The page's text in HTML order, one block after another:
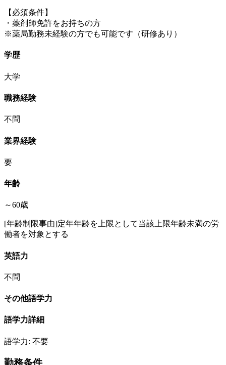
【必須条件】
・薬剤師免許をお持ちの方
※薬局勤務未経験の方でも可能です（研修あり）
学歴
大学
職務経験
不問
業界経験
要
年齢
～60歳
[年齢制限事由]定年年齢を上限として当該上限年齢未満の労
働者を対象とする
英語力
不問
その他語学力
語学力詳細
語学力: 不要